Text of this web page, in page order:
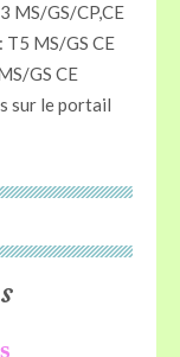
MS/GS/CP,CE
MS/GS CE
GS CE
sur le portail